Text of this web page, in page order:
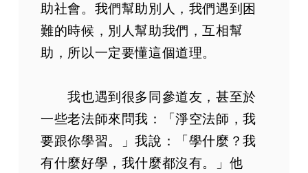
助社會。我們幫助別人，我們遇到困
難的時候，別人幫助我們，互相幫
助，所以一定要懂這個道理。
我也遇到很多同參道友，甚至於
一些老法師來問我：「淨空法師，我
要跟你學習。」我說：「學什麼？我
有什麼好學，我什麼都沒有。」他